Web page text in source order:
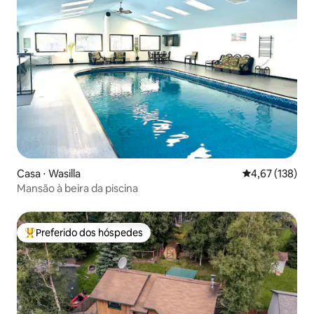
Casa ⋅ Wasilla 4,67 de uma
4,67 (138)
Mansão à beira da piscina
Entre os melhores preferidos dos hóspedes
Preferido dos hóspedes